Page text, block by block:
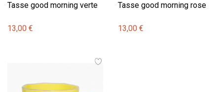
Tasse good morning verte
13,00 €
Tasse good morning rose
13,00 €